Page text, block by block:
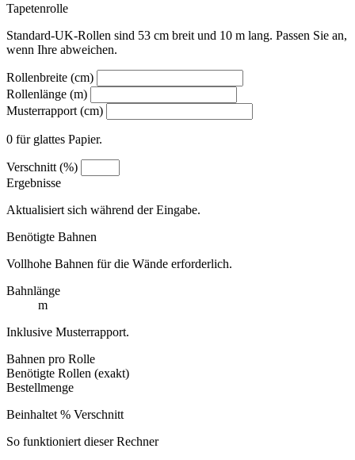
Tapetenrolle
Standard-UK-Rollen sind 53 cm breit und 10 m lang. Passen Sie an,
wenn Ihre abweichen.
Rollenbreite (cm)
Rollenlänge (m)
Musterrapport (cm)
0 für glattes Papier.
Verschnitt (%)
Ergebnisse
Aktualisiert sich während der Eingabe.
Benötigte Bahnen
Vollhohe Bahnen für die Wände erforderlich.
Bahnlänge
m
Inklusive Musterrapport.
Bahnen pro Rolle
Benötigte Rollen (exakt)
Bestellmenge
Beinhaltet % Verschnitt
So funktioniert dieser Rechner